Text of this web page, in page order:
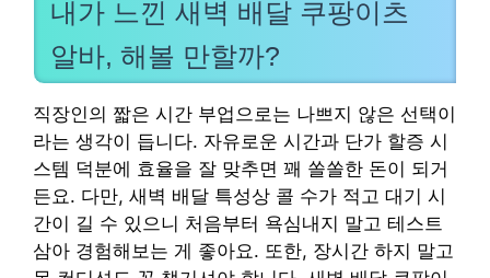
내가 느낀 새벽 배달 쿠팡이츠
알바, 해볼 만할까?
직장인의 짧은 시간 부업으로는 나쁘지 않은 선택이
라는 생각이 듭니다. 자유로운 시간과 단가 할증 시
스템 덕분에 효율을 잘 맞추면 꽤 쏠쏠한 돈이 되거
든요. 다만, 새벽 배달 특성상 콜 수가 적고 대기 시
간이 길 수 있으니 처음부터 욕심내지 말고 테스트
삼아 경험해보는 게 좋아요. 또한, 장시간 하지 말고